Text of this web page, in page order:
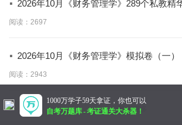
2026年10月《财务管理学》289个私教精
阅读：2697
· 2026年10月《财务管理学》模拟卷（一）
阅读：2943
暂无更多
1000万学子59天拿证，你也可以
自考万题库-考证通关大杀器！